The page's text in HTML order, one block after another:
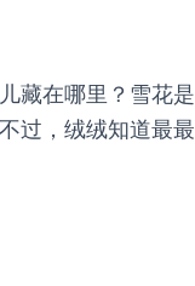
藏在哪里？雪花是
过，绒绒知道最最